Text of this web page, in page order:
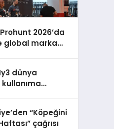
2026’da
global marka
dünya
“Köpeğini
çağrısı